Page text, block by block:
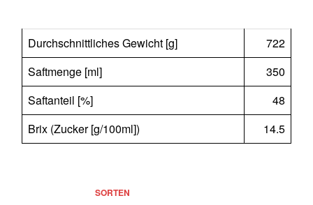
Durchschnittliches Gewicht [g]
722
Saftmenge [ml]
350
Saftanteil [%]
48
Brix (Zucker [g/100ml])
14.5
SORTEN